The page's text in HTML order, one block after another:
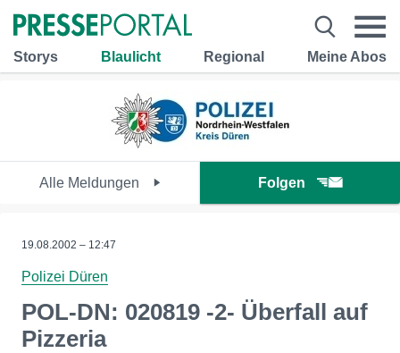
Storys Blaulicht Regional Meine Abos
Alle Meldungen Folgen
19.08.2002 – 12:47
Polizei Düren
POL-DN: 020819 -2- Überfall auf
Pizzeria